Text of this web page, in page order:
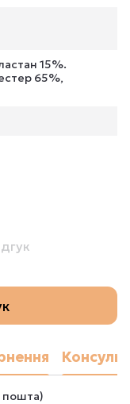
15%.
65%,
пошта)